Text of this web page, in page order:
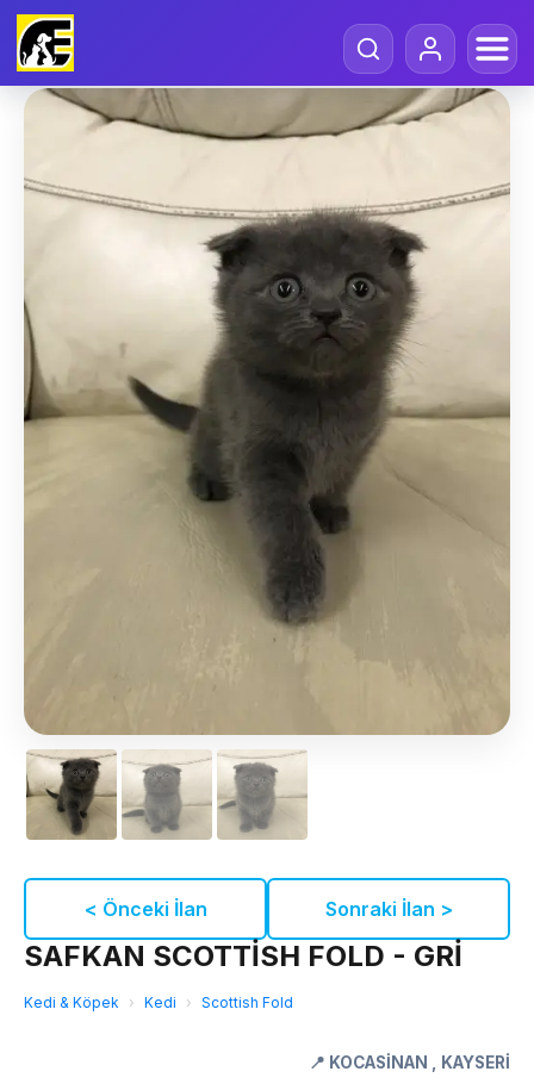
< Önceki İlan Sonraki İlan >
SAFKAN SCOTTİSH FOLD - GRİ
Kedi & Köpek › Kedi › Scottish Fold
📍 KOCASİNAN , KAYSERİ